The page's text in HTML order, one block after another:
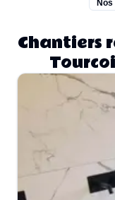
Chantiers